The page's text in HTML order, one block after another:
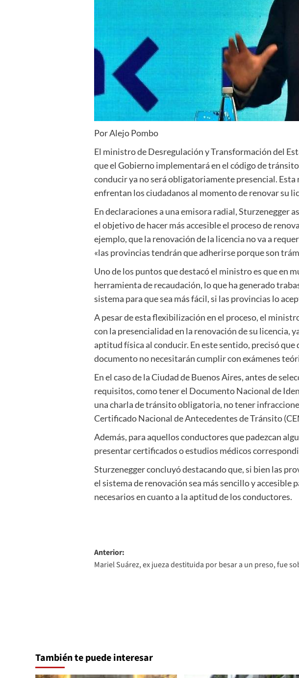
Por Alejo Pombo
El ministro de Desregulación y Transformación del
que el Gobierno implementará en el código de
conducir ya no será obligatoriamente presencial.
enfrentan los ciudadanos al momento de renovar su
En declaraciones a una emisora radial, Sturzenegger
el objetivo de hacer más accesible el proceso de
ejemplo, que la renovación de la licencia no va a
«las provincias tendrán que adherirse porque son
Uno de los puntos que destacó el ministro es que en
herramienta de recaudación, lo que ha generado
sistema para que sea más fácil, si las provincias lo
A pesar de esta flexibilización en el proceso, el
con la presencialidad en la renovación de su licencia,
aptitud física al conducir. En este sentido, precisó
documento no necesitarán cumplir con exámenes
En el caso de la Ciudad de Buenos Aires, antes de
requisitos, como tener el Documento Nacional de
una charla de tránsito obligatoria, no tener
Certificado Nacional de Antecedentes de Tránsito
Además, para aquellos conductores que padezcan
presentar certificados o estudios médicos
Sturzenegger concluyó destacando que, si bien las
el sistema de renovación sea más sencillo y
necesarios en cuanto a la aptitud de los conductores.
Navegación
de
Anterior:
Mariel Suárez, ex jueza destituida por besar a un preso, fue
También te puede interesar